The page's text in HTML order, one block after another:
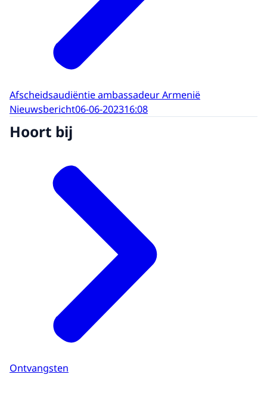
Afscheidsaudiëntie ambassadeur Armenië
Nieuwsbericht06-06-202316:08
Hoort bij
Ontvangsten